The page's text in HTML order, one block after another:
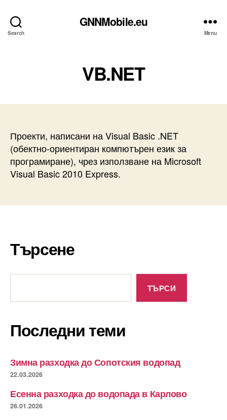
Search
GNNMobile.eu
Menu
VB.NET
Проекти, написани на Visual Basic .NET
(обектно-ориентиран компютърен език за
програмиране), чрез използване на Microsoft
Visual Basic 2010 Express.
Търсене
ТЪРСИ
Последни теми
Зимна разходка до Сопотския водопад
22.03.2026
Есенна разходка до водопада в Карлово
26.01.2026